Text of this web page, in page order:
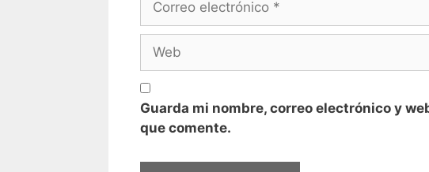
electrónico
Guarda mi nombre, correo electrónico y
que comente.